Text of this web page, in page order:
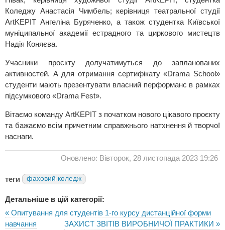
Коледжу Анастасія Чимбель; керівниця театральної студії
ArtKEPIT Ангеліна Буряченко, а також студентка Київської
муніципальної академії естрадного та циркового мистецтв
Надія Коняєва.
Учасники проєкту долучатимуться до запланованих
активностей. А для отримання сертифікату «Drama School»
студенти мають презентувати власний перформанс в рамках
підсумкового «Drama Fest».
Вітаємо команду ArtKEPIT з початком нового цікавого проєкту
та бажаємо всім причетним справжнього натхнення й творчої
наснаги.
Оновлено: Вівторок, 28 листопада 2023 19:26
теги фаховий коледж
Детальніше в цій категорії:
« Опитування для студентів 1-го курсу дистанційної форми
навчання
ЗАХИСТ ЗВІТІВ ВИРОБНИЧОЇ ПРАКТИКИ »